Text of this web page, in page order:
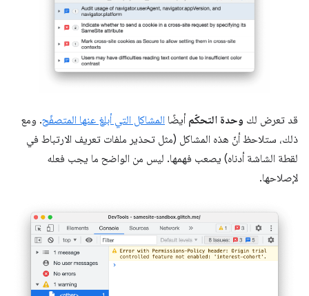
قد تعرض لك وحدة التحكّم أيضًا المشاكل التي أبلغ عنها المتصفّح. ومع
ذلك، ستلاحظ أنّ هذه المشاكل (مثل تحذير ملفات تعريف الارتباط في
لقطة الشاشة أدناه) يصعب فهمها. ليس من الواضح ما يجب فعله
لإصلاحها.